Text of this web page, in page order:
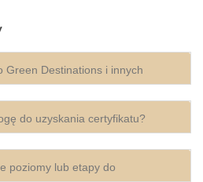
Green Destinations i innych
do uzyskania certyfikatu?
poziomy lub etapy do